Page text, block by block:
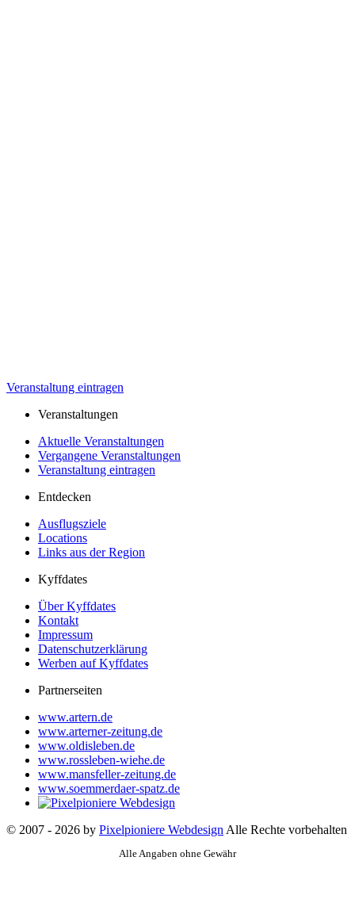
Veranstaltung eintragen
Veranstaltungen
Aktuelle Veranstaltungen
Vergangene Veranstaltungen
Veranstaltung eintragen
Entdecken
Ausflugsziele
Locations
Links aus der Region
Kyffdates
Über Kyffdates
Kontakt
Impressum
Datenschutzerklärung
Werben auf Kyffdates
Partnerseiten
www.artern.de
www.arterner-zeitung.de
www.oldisleben.de
www.rossleben-wiehe.de
www.mansfeller-zeitung.de
www.soemmerdaer-spatz.de
© 2007 - 2026 by Pixelpioniere Webdesign Alle Rechte vorbehalten
Alle Angaben ohne Gewähr